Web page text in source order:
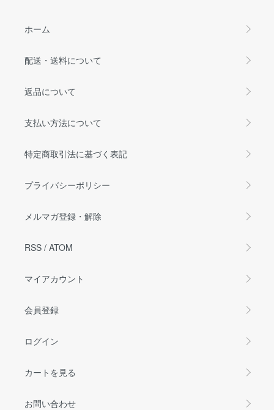
ホーム
配送・送料について
返品について
支払い方法について
特定商取引法に基づく表記
プライバシーポリシー
メルマガ登録・解除
RSS / ATOM
マイアカウント
会員登録
ログイン
カートを見る
お問い合わせ